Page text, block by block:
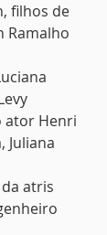
filhos de
Ramalho
ator Henri
Juliana
atris